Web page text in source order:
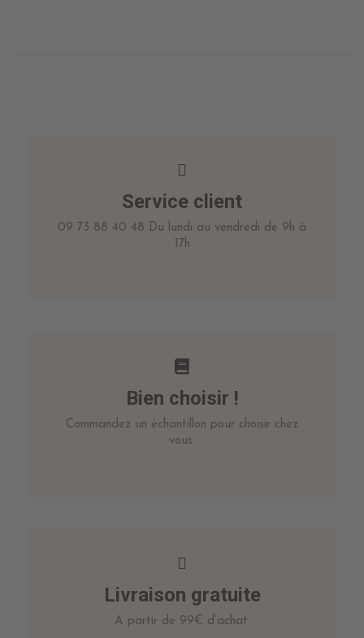
Service client
09 73 88 40 48 Du lundi au vendredi de 9h à
17h
Bien choisir !
Commandez un échantillon pour choisir chez
vous.
Livraison gratuite
A partir de 99€ d’achat.